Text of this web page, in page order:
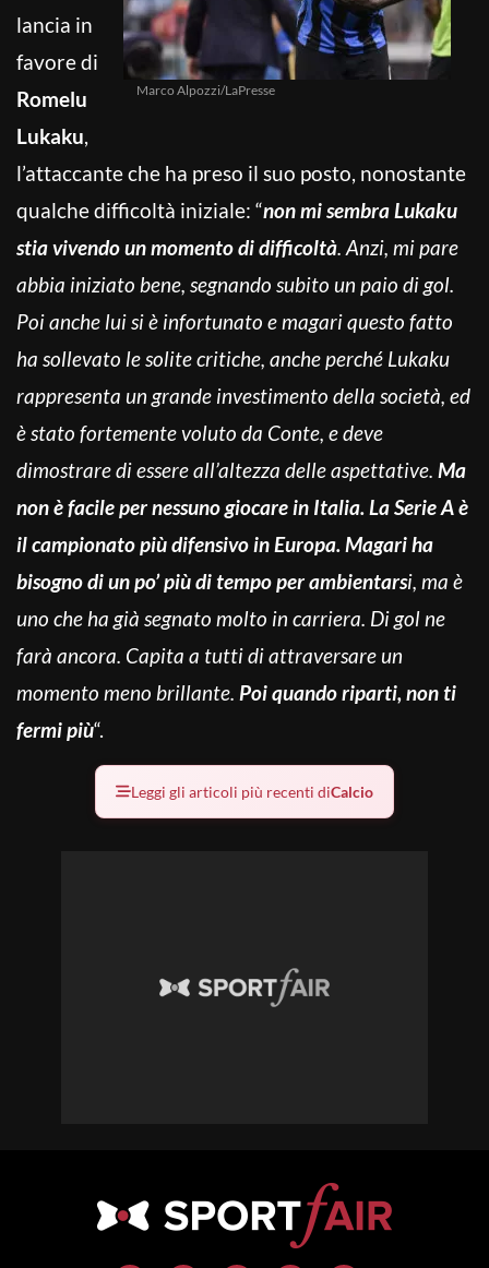
Marco Alpozzi/LaPresse
lancia in
favore di
Romelu
Lukaku,
l’attaccante che ha preso il suo posto, nonostante
qualche difficoltà iniziale: “non mi sembra Lukaku
stia vivendo un momento di difficoltà. Anzi, mi pare
abbia iniziato bene, segnando subito un paio di gol.
Poi anche lui si è infortunato e magari questo fatto
ha sollevato le solite critiche, anche perché Lukaku
rappresenta un grande investimento della società, ed
è stato fortemente voluto da Conte, e deve
dimostrare di essere all’altezza delle aspettative. Ma
non è facile per nessuno giocare in Italia. La Serie A è
il campionato più difensivo in Europa. Magari ha
bisogno di un po’ più di tempo per ambientarsi, ma è
uno che ha già segnato molto in carriera. Di gol ne
farà ancora. Capita a tutti di attraversare un
momento meno brillante. Poi quando riparti, non ti
fermi più“.
Leggi gli articoli più recenti diCalcio